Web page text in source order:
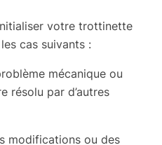
votre trottinette
cas suivants :
mécanique ou
résolu par d’autres
modifications ou des